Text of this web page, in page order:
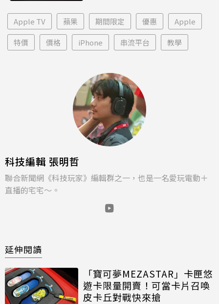
Apple TV 蘋果 期間限定 優惠 Apple
特價 價格 iPhone 串流平台 教學
科技編輯 張明哲
聯合新聞網《科技玩家》編輯群之一，也是一名愛玩電動＋
直播的宅宅～。
延伸閱讀
「寶可夢MEZASTAR」卡匣悠
遊卡限量開賣！可當卡片召喚
皮卡丘對戰快來搶